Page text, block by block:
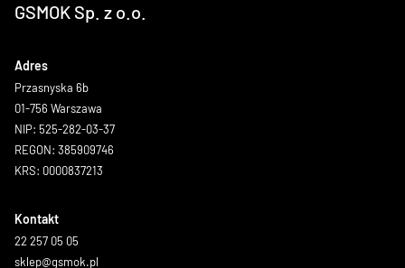
GSMOK Sp. z o.o.
Adres
Przasnyska 6b
01-756 Warszawa
NIP: 525-282-03-37
REGON: 385909746
KRS: 0000837213
Kontakt
22 257 05 05
sklep@gsmok.pl